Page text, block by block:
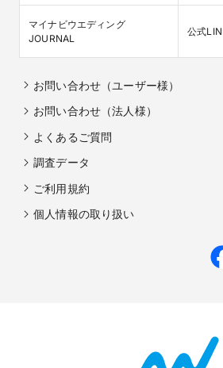
マイナビウエディング
JOURNAL
公式
お問い合わせ（ユーザー様）
お問い合わせ（法人様）
よくあるご質問
調査データ
ご利用規約
個人情報の取り扱い